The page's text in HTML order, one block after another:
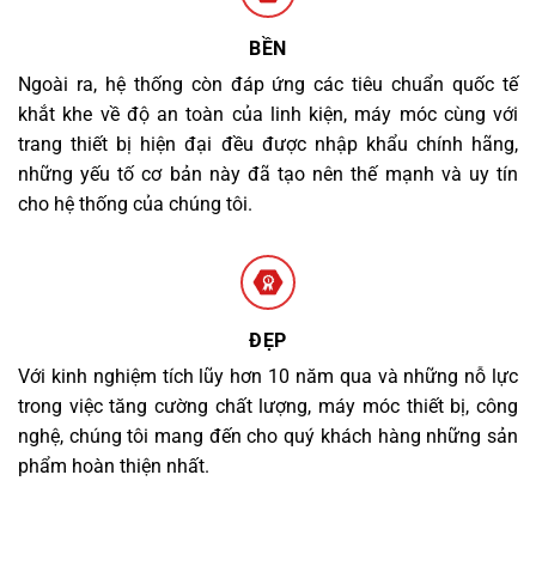
BỀN
Ngoài ra, hệ thống còn đáp ứng các tiêu chuẩn quốc tế
khắt khe về độ an toàn của linh kiện, máy móc cùng với
trang thiết bị hiện đại đều được nhập khẩu chính hãng,
những yếu tố cơ bản này đã tạo nên thế mạnh và uy tín
cho hệ thống của chúng tôi.
ĐẸP
Với kinh nghiệm tích lũy hơn 10 năm qua và những nỗ lực
trong việc tăng cường chất lượng, máy móc thiết bị, công
nghệ, chúng tôi mang đến cho quý khách hàng những sản
phẩm hoàn thiện nhất.